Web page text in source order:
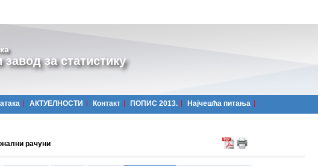
за статистику
АКТУЕЛНОСТИ Контакт ПОПИС 2013. Најчешћa питања
рачуни